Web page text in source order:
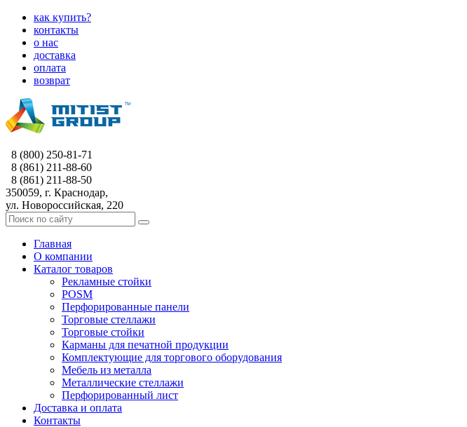
как купить?
контакты
о нас
доставка
оплата
возврат
8 (800) 250-81-71
8 (861) 211-88-60
8 (861) 211-88-50
350059, г. Краснодар,
ул. Новороссийская, 220
Главная
О компании
Каталог товаров
Рекламные стойки
POSM
Перфорированные панели
Торговые стеллажи
Торговые стойки
Карманы для печатной продукции
Комплектующие для торгового оборудования
Мебель из металла
Металлические стеллажи
Перфорированный лист
Доставка и оплата
Контакты